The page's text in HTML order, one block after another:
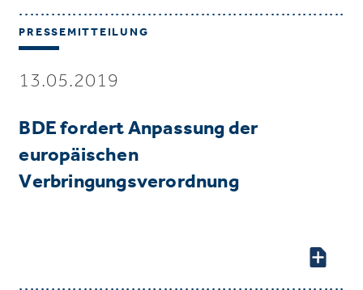
PRESSEMITTEILUNG
13.05.2019
BDE fordert Anpassung der
europäischen
Verbringungsverordnung